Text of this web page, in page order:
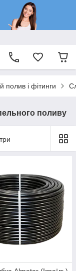
полив і фітинги
поливу